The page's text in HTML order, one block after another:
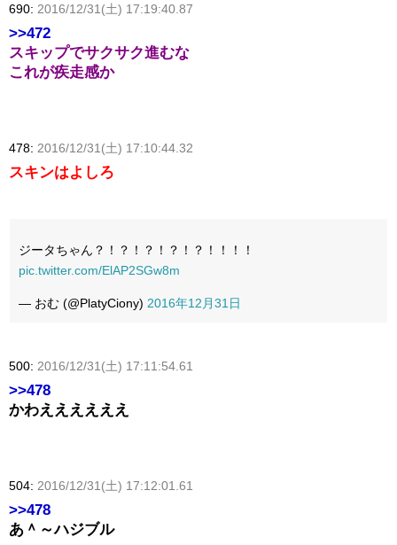
690: 2016/12/31(土) 17:19:40.87
>>472
スキップでサクサク進むな
これが疾走感か
478: 2016/12/31(土) 17:10:44.32
スキンはよしろ
ジータちゃん？！？！？！？！？！！！！
pic.twitter.com/ElAP2SGw8m
— おむ (@PlatyCiony) 2016年12月31日
500: 2016/12/31(土) 17:11:54.61
>>478
かわええええええ
504: 2016/12/31(土) 17:12:01.61
>>478
あ＾～ハジブル